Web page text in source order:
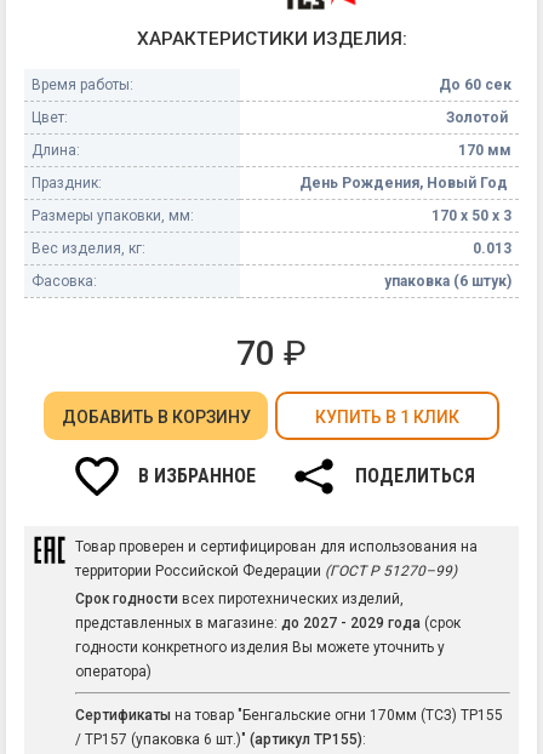
ХАРАКТЕРИСТИКИ ИЗДЕЛИЯ:
Время работы:
До 60 сек
Цвет:
Золотой
Длина:
170 мм
Праздник:
День Рождения, Новый Год
Размеры упаковки, мм:
170 х 50 х 3
Вес изделия, кг:
0.013
Фасовка:
упаковка (6 штук)
70 ₽
ДОБАВИТЬ В КОРЗИНУ КУПИТЬ В 1 КЛИК
В ИЗБРАННОЕ ПОДЕЛИТЬСЯ
Товар проверен и сертифицирован для использования на
территории Российской Федерации (ГОСТ Р 51270–99)
Срок годности всех пиротехнических изделий,
представленных в магазине: до 2027 - 2029 года (срок
годности конкретного изделия Вы можете уточнить у
оператора)
Сертификаты на товар "Бенгальские огни 170мм (ТСЗ) ТР155
/ ТР157 (упаковка 6 шт.)" (артикул ТР155):